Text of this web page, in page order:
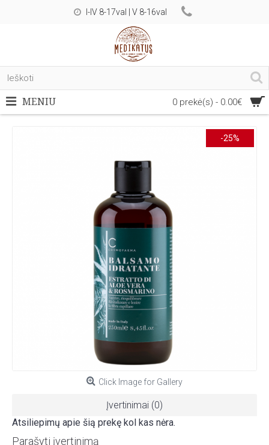
I-IV 8-17val | V 8-16val
0 prekė(s) - 0.00€
MENIU
-25%
Click Image for Gallery
Įvertinimai (0)
Atsiliepimų apie šią prekę kol kas nėra.
Parašyti įvertinimą